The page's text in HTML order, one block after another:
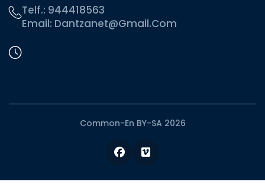
Telf.: 944418563
Email: Dantzanet@gmail.com
Common-En BY-SA 2026
Facebook
Vimeo